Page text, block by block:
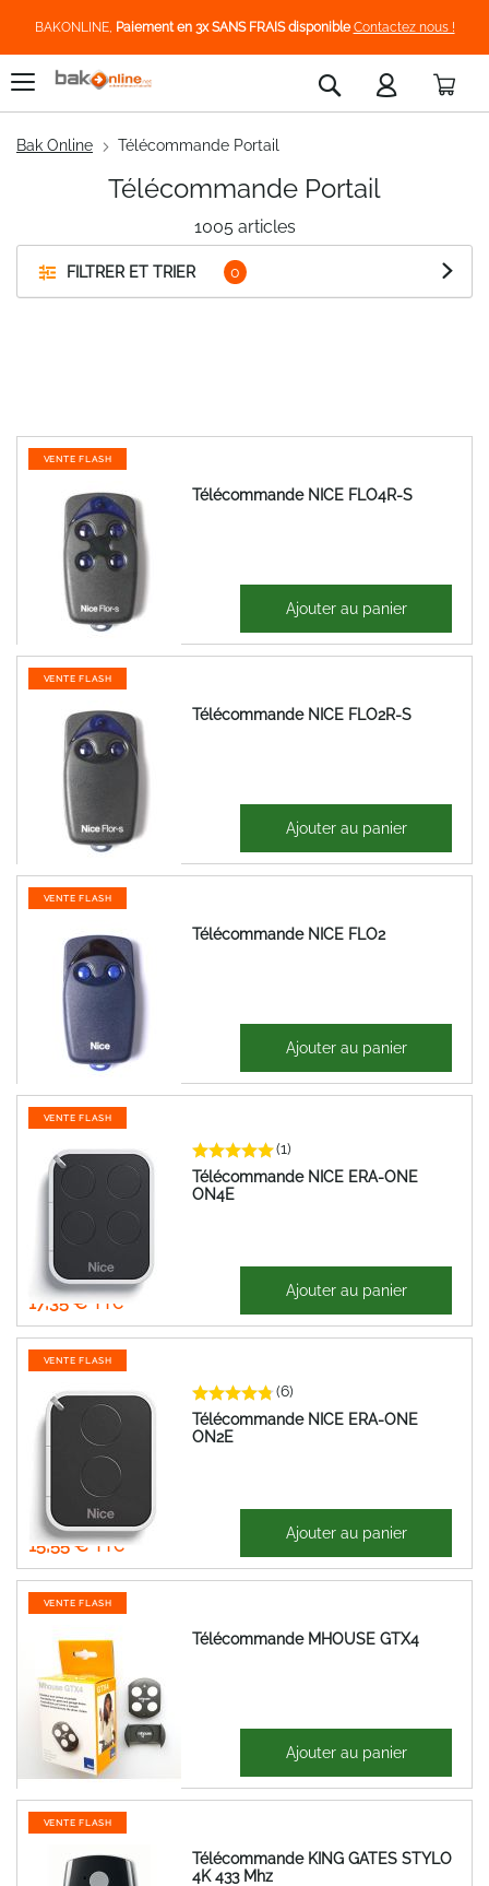
BAKONLINE, Paiement en 3x SANS FRAIS disponible Contactez nous !
Rechercher
Bak Online Télécommande Portail
FILTRER ET TRIER
1005articles
Télécommande Portail
VENTE FLASH
Télécommande NICE FLO4R-S
21,49 €
17,91 € Ajouter au panier
VENTE FLASH
Télécommande NICE FLO2R-S
14,38 €
11,98 € Ajouter au panier
VENTE FLASH
Télécommande NICE FLO2
23,65 €
19,71 € Ajouter au panier
VENTE FLASH
Télécommande NICE ERA-ONE
ON4E
(1)
17,35 €
14,46 € Ajouter au panier
VENTE FLASH
Télécommande NICE ERA-ONE
ON2E
(6)
15,55 €
12,96 € Ajouter au panier
VENTE FLASH
Télécommande MHOUSE GTX4
24,82 €
20,68 € Ajouter au panier
VENTE FLASH
Télécommande KING GATES STYLO
4K 433 Mhz